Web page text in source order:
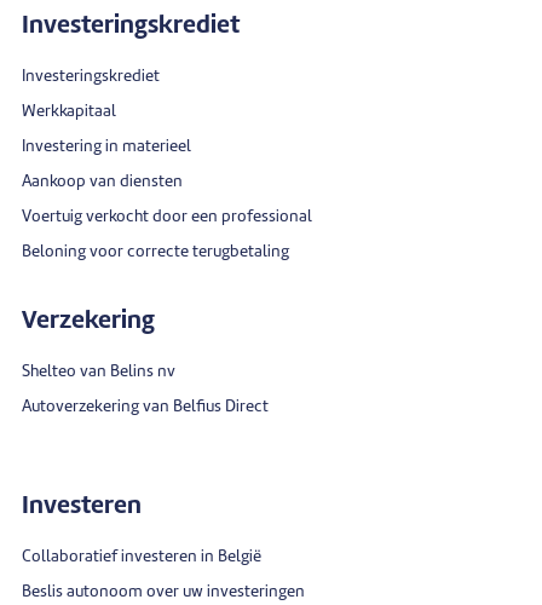
Investeringskrediet
Investeringskrediet
Werkkapitaal
Investering in materieel
Aankoop van diensten
Voertuig verkocht door een professional
Beloning voor correcte terugbetaling
Verzekering
Shelteo van Belins nv
Autoverzekering van Belfius Direct
Investeren
Collaboratief investeren in België
Beslis autonoom over uw investeringen